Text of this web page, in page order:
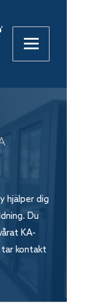
hjälper dig
Du
KA-
tar kontakt